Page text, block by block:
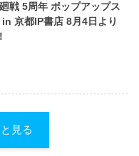
戦 5周年 ポップアップス
in 京都IP書店 8月4日より
見る